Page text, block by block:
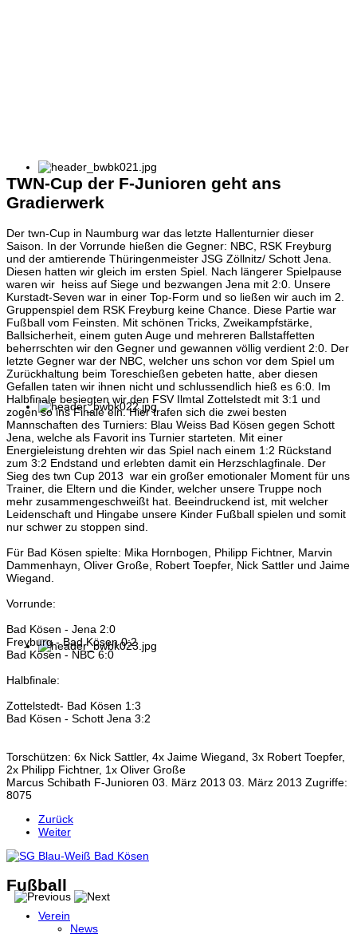
TWN-Cup der F-Junioren geht ans
Gradierwerk
Der twn-Cup in Naumburg war das letzte Hallenturnier dieser
Saison. In der Vorrunde hießen die Gegner: NBC, RSK Freyburg
und der amtierende Thüringenmeister JSG Zöllnitz/ Schott Jena.
Diesen hatten wir gleich im ersten Spiel. Nach längerer Spielpause
waren wir heiss auf Siege und bezwangen Jena mit 2:0. Unsere
Kurstadt-Seven war in einer Top-Form und so ließen wir auch im 2.
Gruppenspiel dem RSK Freyburg keine Chance. Diese Partie war
Fußball vom Feinsten. Mit schönen Tricks, Zweikampfstärke,
Ballsicherheit, einem guten Auge und mehreren Ballstaffetten
beherrschten wir den Gegner und gewannen völlig verdient 2:0. Der
letzte Gegner war der NBC, welcher uns schon vor dem Spiel um
Zurückhaltung beim Toreschießen gebeten hatte, aber diesen
Gefallen taten wir ihnen nicht und schlussendlich hieß es 6:0. Im
Halbfinale besiegten wir den FSV Ilmtal Zottelstedt mit 3:1 und
zogen so ins Finale ein. Hier trafen sich die zwei besten
Mannschaften des Turniers: Blau Weiss Bad Kösen gegen Schott
Jena, welche als Favorit ins Turnier starteten. Mit einer
Energieleistung drehten wir das Spiel nach einem 1:2 Rückstand
zum 3:2 Endstand und erlebten damit ein Herzschlagfinale. Der
Sieg des twn Cup 2013 war ein großer emotionaler Moment für uns
Trainer, die Eltern und die Kinder, welcher unsere Truppe noch
mehr zusammengeschweißt hat. Beeindruckend ist, mit welcher
Leidenschaft und Hingabe unsere Kinder Fußball spielen und somit
nur schwer zu stoppen sind.
Für Bad Kösen spielte: Mika Hornbogen, Philipp Fichtner, Marvin
Dammenhayn, Oliver Große, Robert Toepfer, Nick Sattler und Jaime
Wiegand.
Vorrunde:
Bad Kösen - Jena 2:0
Freyburg - Bad Kösen 0:2
Bad Kösen - NBC 6:0
Halbfinale:
Zottelstedt- Bad Kösen 1:3
Bad Kösen - Schott Jena 3:2
Torschützen: 6x Nick Sattler, 4x Jaime Wiegand, 3x Robert Toepfer,
2x Philipp Fichtner, 1x Oliver Große
Marcus Schibath F-Junioren 03. März 2013 03. März 2013 Zugriffe:
8075
Zurück
Weiter
Fußball
Verein
News